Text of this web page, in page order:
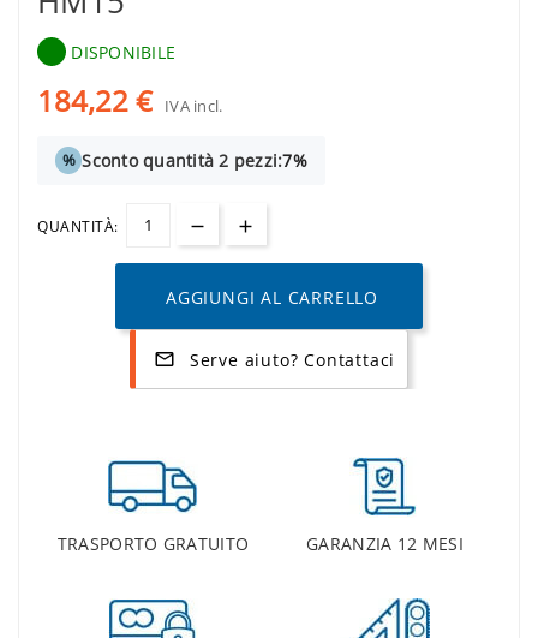
DISPONIBILE
184,22 € IVA incl.
% Sconto quantità 2 pezzi:7%
QUANTITÀ:
AGGIUNGI AL CARRELLO
mail_outline Serve aiuto? Contattaci
TRASPORTO GRATUITO GARANZIA 12 MESI